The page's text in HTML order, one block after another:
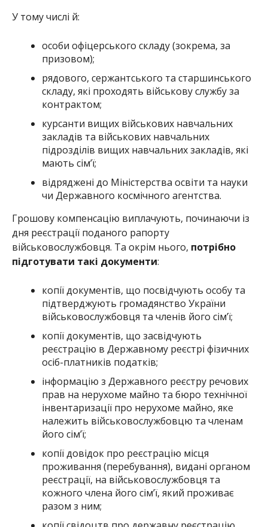
У тому числі й:
особи офіцерського складу (зокрема, за
призовом);
рядового, сержантського та старшинського
складу, які проходять військову службу за
контрактом;
курсанти вищих військових навчальних
закладів та військових навчальних
підрозділів вищих навчальних закладів, які
мають сім’ї;
відряджені до Міністерства освіти та науки
чи Державного космічного агентства.
Грошову компенсацію виплачують, починаючи із
дня реєстрації поданого рапорту
військовослужбовця. Та окрім нього, потрібно
підготувати такі документи:
копії документів, що посвідчують особу та
підтверджують громадянство України
військовослужбовця та членів його сім’ї;
копії документів, що засвідчують
реєстрацію в Державному реєстрі фізичних
осіб-платників податків;
інформацію з Державного реєстру речових
прав на нерухоме майно та бюро технічної
інвентаризації про нерухоме майно, яке
належить військовослужбовцю та членам
його сім’ї;
копії довідок про реєстрацію місця
проживання (перебування), видані органом
реєстрації, на військовослужбовця та
кожного члена його сім’ї, який проживає
разом з ним;